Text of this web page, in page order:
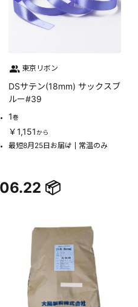
東京リボン
DSサテン(18mm) サックスブ
ルー#39
1巻
￥1,151から
最短8月25日お届け 常温のみ
📦